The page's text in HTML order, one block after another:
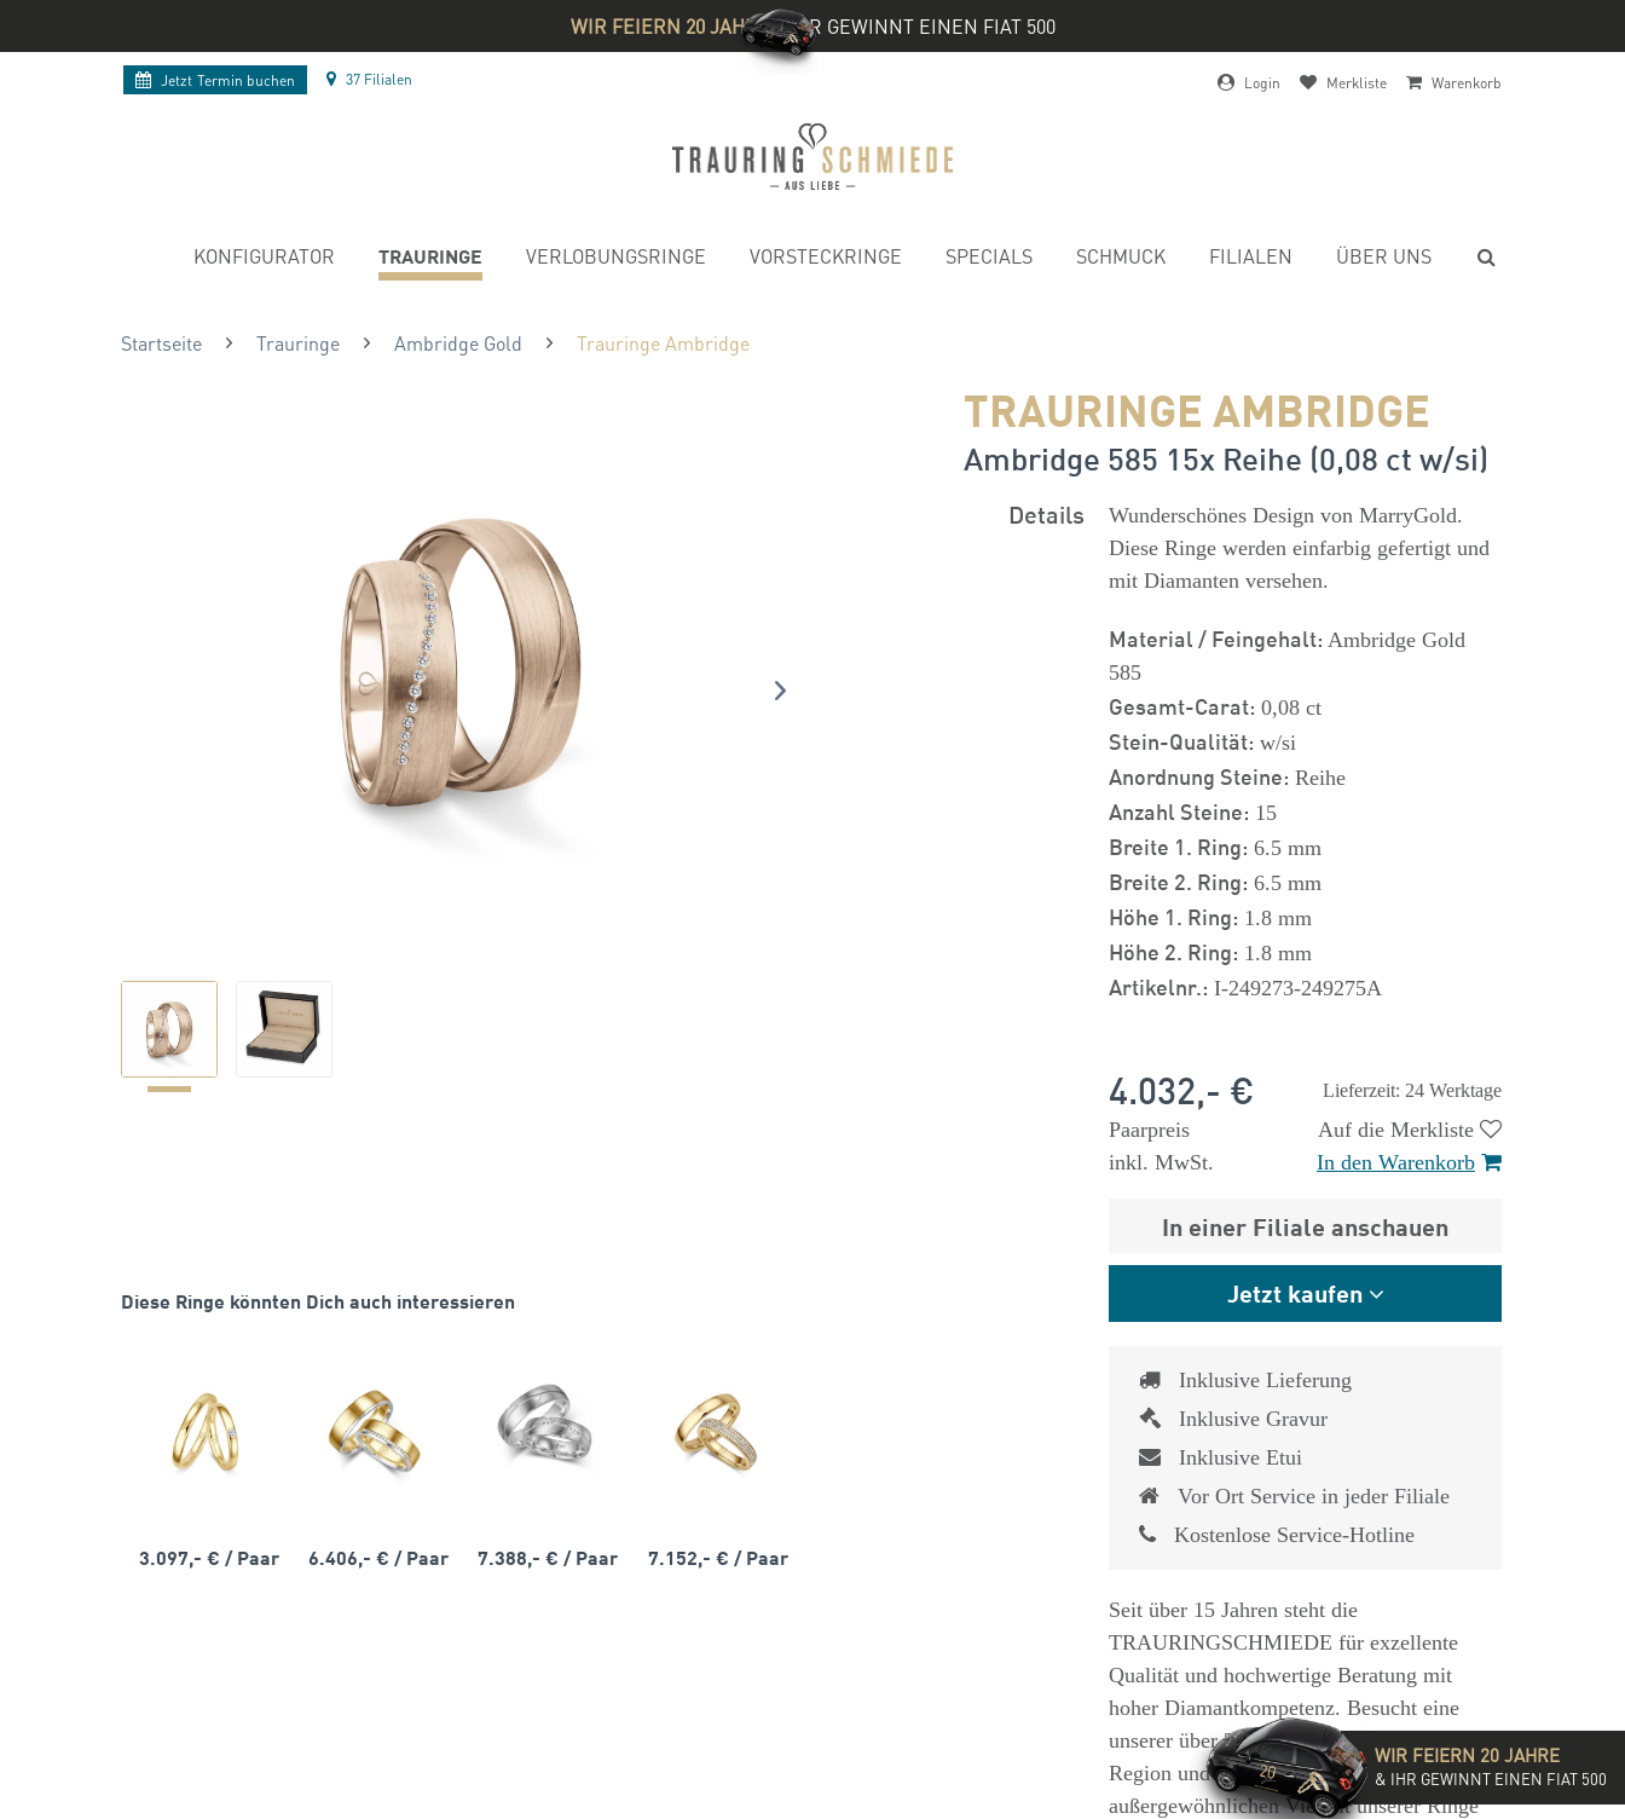
WIR FEIERN 20 JAHRE& IHR GEWINNT EINEN FIAT 500
Jetzt Termin buchen 37 Filialen Login Merkliste Warenkorb
KONFIGURATOR TRAURINGE VERLOBUNGSRINGE VORSTECKRINGE SPECIALS SCHMUCK FILIALEN ÜBER UNS
Startseite Trauringe Ambridge Gold Trauringe Ambridge
TRAURINGE AMBRIDGE
Ambridge 585 15x Reihe (0,08 ct w/si)
Diese Ringe könnten Dich auch interessieren
3.097,- € / Paar 6.406,- €/ Paar 7.388,- €/ Paar 7.152,- € / Paar
Details
Wunderschönes Design von MarryGold.
Diese Ringe werden einfarbig gefertigt und
mit Diamanten versehen.
Material / Feingehalt: Ambridge Gold
585
Gesamt-Carat: 0,08 ct
Stein-Qualität: w/si
Anordnung Steine: Reihe
Anzahl Steine: 15
Breite 1. Ring: 6.5 mm
Breite 2. Ring: 6.5 mm
Höhe 1. Ring: 1.8 mm
Höhe 2. Ring: 1.8 mm
Artikelnr.: I-249273-249275A
Lieferzeit: 24 Werktage
4.032,- €
Paarpreis
inkl. MwSt.
Auf die Merkliste
In den Warenkorb
In einer Filiale anschauen
Jetzt kaufen
Inklusive Lieferung
Inklusive Gravur
Inklusive Etui
Vor Ort Service in jeder Filiale
Kostenlose Service-Hotline
Seit über 15 Jahren steht die
TRAURINGSCHMIEDE für exzellente
Qualität und hochwertige Beratung mit
hoher Diamantkompetenz. Besucht eine
unserer über 35 Filialen in der DACH-
Region und lasst Euch von der
außergewöhnlichen Vielfalt unserer Ringe
WIR FEIERN 20 JAHRE
& IHR GEWINNT EINEN FIAT 500